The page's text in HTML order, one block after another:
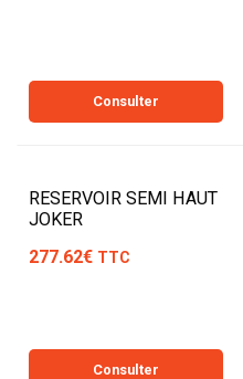
Consulter
RESERVOIR SEMI HAUT
JOKER
277.62€ TTC
Consulter